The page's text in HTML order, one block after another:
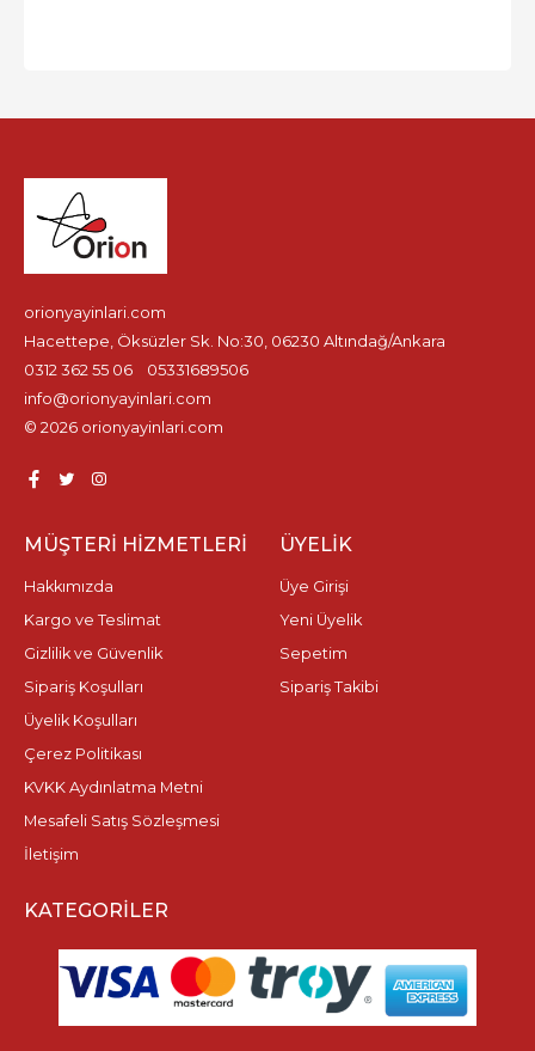
orionyayinlari.com
Hacettepe, Öksüzler Sk. No:30, 06230 Altındağ/Ankara
0312 362 55 06
05331689506
info@orionyayinlari.com
© 2026 orionyayinlari.com
MÜŞTERI HIZMETLERI
Hakkımızda
Kargo ve Teslimat
Gizlilik ve Güvenlik
Sipariş Koşulları
Üyelik Koşulları
Çerez Politikası
KVKK Aydınlatma Metni
Mesafeli Satış Sözleşmesi
İletişim
ÜYELIK
Üye Girişi
Yeni Üyelik
Sepetim
Sipariş Takibi
KATEGORILER